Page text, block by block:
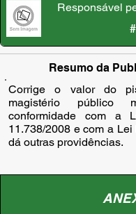
Responsável
#
Resumo da
Corrige o valor do
magistério público
conformidade com a
11.738/2008 e com a Lei
dá outras providências.